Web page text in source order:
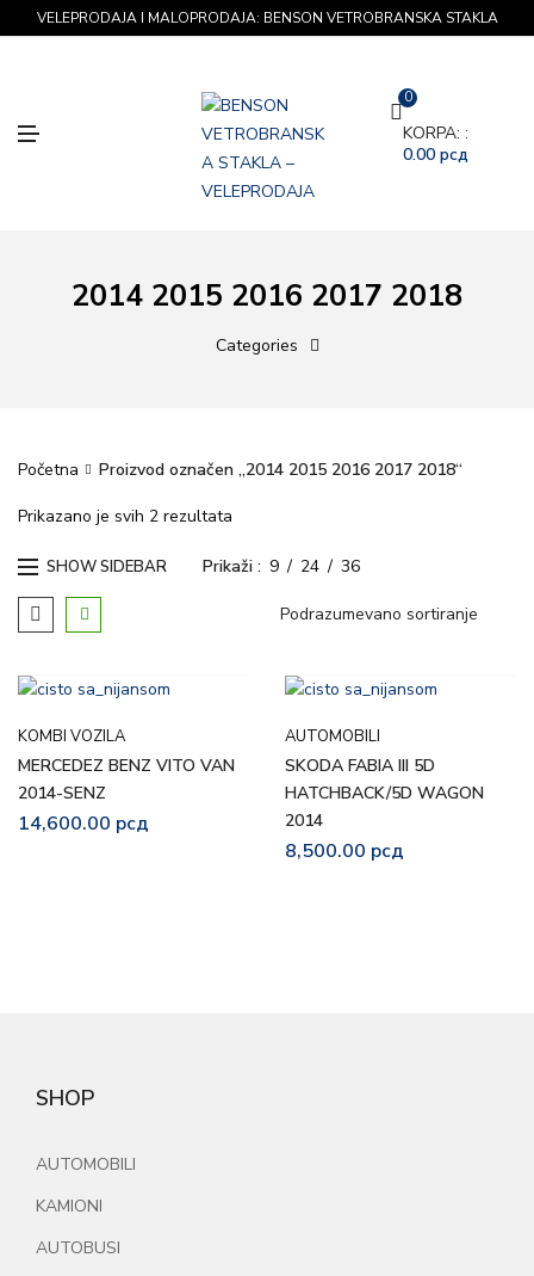
VELEPRODAJA I MALOPRODAJA: BENSON VETROBRANSKA STAKLA
0
KORPA: :
0.00 рсд
2014 2015 2016 2017 2018
Categories
Početna Proizvod označen „2014 2015 2016 2017 2018“
Prikazano je svih 2 rezultata
SHOW SIDEBAR Prikaži 9 24 36
KOMBI VOZILA
MERCEDEZ BENZ VITO VAN
2014-SENZ
14,600.00 рсд
AUTOMOBILI
SKODA FABIA III 5D
HATCHBACK/5D WAGON
2014
8,500.00 рсд
SHOP
AUTOMOBILI
KAMIONI
AUTOBUSI